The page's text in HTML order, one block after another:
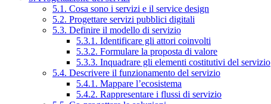
5.1. Cosa sono i servizi e il service design
5.2. Progettare servizi pubblici digitali
5.3. Definire il modello di servizio
5.3.1. Identificare gli attori coinvolti
5.3.2. Formulare la proposta di valore
5.3.3. Inquadrare gli elementi costitutivi del servizio
5.4. Descrivere il funzionamento del servizio
5.4.1. Mappare l’ecosistema
5.4.2. Rappresentare i flussi di servizio